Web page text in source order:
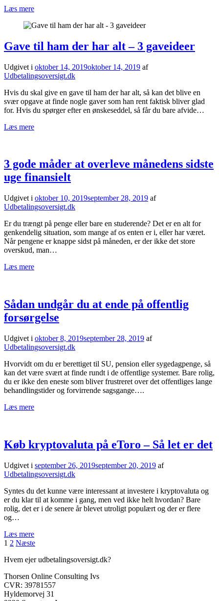
Læs mere
Gave til ham der har alt – 3 gaveideer
Udgivet i oktober 14, 2019oktober 14, 2019 af
Udbetalingsoversigt.dk
Hvis du skal give en gave til ham der har alt, så kan det blive en
svær opgave at finde nogle gaver som han rent faktisk bliver glad
for. Hvis du spørger efter en ønskeseddel, så får du bare afvide…
Læs mere
3 gode måder at overleve månedens sidste
uge finansielt
Udgivet i oktober 10, 2019september 28, 2019 af
Udbetalingsoversigt.dk
Er du trængt på penge eller bare en studerende? Det er en alt for
genkendelig situation, som mange af os enten er i, eller har været.
Når pengene er knappe sidst på måneden, er der ikke det store
overskud, man…
Læs mere
Sådan undgår du at ende på offentlig
forsørgelse
Udgivet i oktober 8, 2019september 28, 2019 af
Udbetalingsoversigt.dk
Hvorvidt om du er berettiget til SU, pension eller sygedagpenge, så
kan det være svært at finde rundt i de offentlige systemer. Bare rolig,
du er ikke den eneste som bliver frustreret over det offentliges lange
behandlingstider og forvirrende sagsgange….
Læs mere
Køb kryptovaluta på eToro – Så let er det
Udgivet i september 26, 2019september 20, 2019 af
Udbetalingsoversigt.dk
Syntes du det kunne være interessant at investere i kryptovaluta og
er du klar til at komme i gang, men ved ikke helt hvordan? Bare
rolig, det er i de senere år blevet utroligt populært og der er flere
og…
Læs mere
Indlægsinddeling
1 2 Næste
Hvem ejer udbetalingsoversigt.dk?
Thorsen Online Consulting Ivs
CVR: 39781557
Hyldemorvej 31